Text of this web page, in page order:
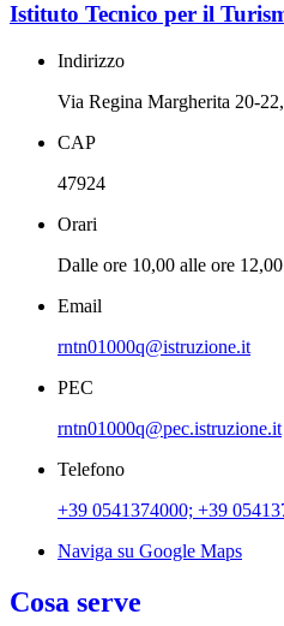
Istituto Tecnico per il
Indirizzo
Via Regina Margherita 20-
CAP
47924
Orari
Dalle ore 10,00 alle ore
Email
rntn01000q@istruzione.it
PEC
rntn01000q@pec.istruzione.it
Telefono
+39 0541374000; +39
Naviga su Google Maps
Cosa serve